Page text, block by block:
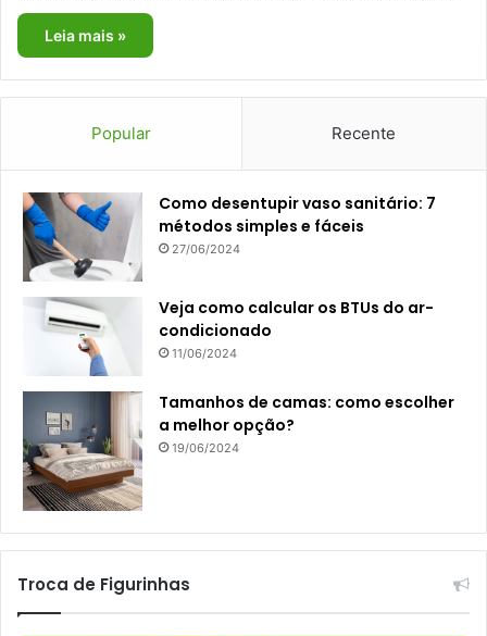
Leia mais »
Popular Recente
Como desentupir vaso sanitário: 7
métodos simples e fáceis
27/06/2024
Veja como calcular os BTUs do ar-
condicionado
11/06/2024
Tamanhos de camas: como escolher
a melhor opção?
19/06/2024
Troca de Figurinhas